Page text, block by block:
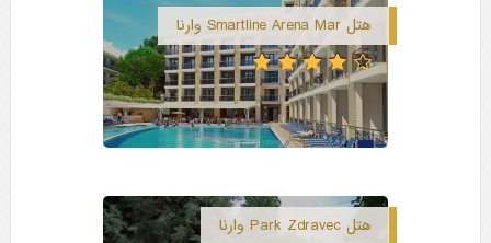
هتل Smartline Arena Mar وارنا
هتل Park Zdravec وارنا